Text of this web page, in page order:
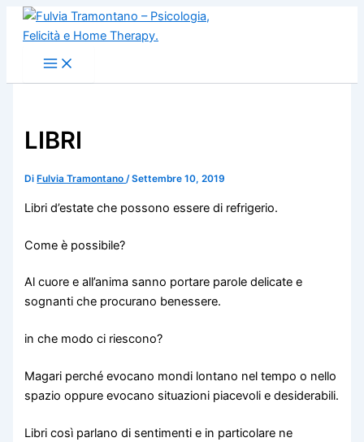
LIBRI
Di Fulvia Tramontano/Settembre 10, 2019
Libri d’estate che possono essere di refrigerio.
Come è possibile?
Al cuore e all’anima sanno portare parole delicate e
sognanti che procurano benessere.
in che modo ci riescono?
Magari perché evocano mondi lontano nel tempo o nello
spazio oppure evocano situazioni piacevoli e desiderabili.
Libri così parlano di sentimenti e in particolare ne